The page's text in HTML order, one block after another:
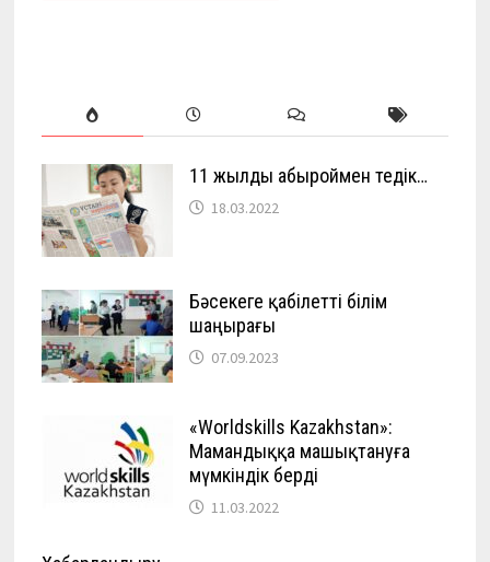
11 жылды абыроймен өтедік…
18.03.2022
Бәсекеге қабілетті білім
шаңырағы
07.09.2023
«Worldskills Kazakhstan»:
Мамандыққа машықтануға
мүмкіндік берді
11.03.2022